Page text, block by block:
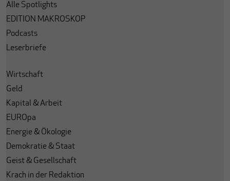
Alle Spotlights
EDITION MAKROSKOP
Podcasts
Leserbriefe
Wirtschaft
Geld
Kapital & Arbeit
EUROpa
Energie & Ökologie
Demokratie & Staat
Geist & Gesellschaft
Krach in der Redaktion